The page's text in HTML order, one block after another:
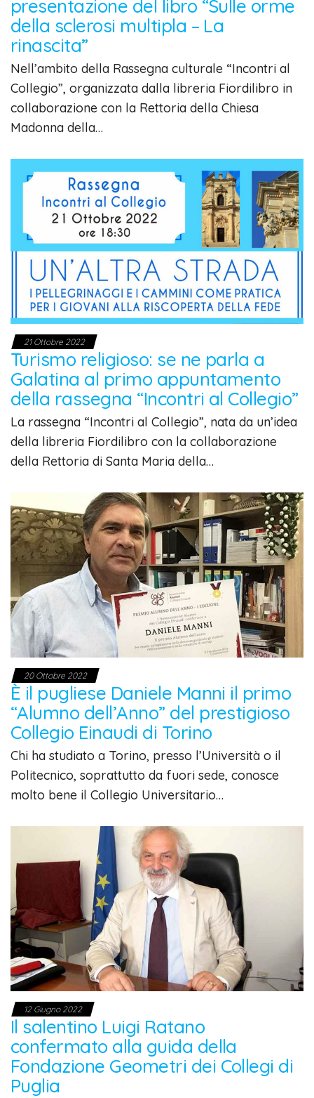
presentazione del libro “Sulle orme
della sclerosi multipla – La
rinascita”
Nell’ambito della Rassegna culturale “Incontri al
Collegio”, organizzata dalla libreria Fiordilibro in
collaborazione con la Rettoria della Chiesa
Madonna della…
21 Ottobre 2022
Turismo religioso: se ne parla a
Galatina al primo appuntamento
della rassegna “Incontri al Collegio”
La rassegna “Incontri al Collegio”, nata da un’idea
della libreria Fiordilibro con la collaborazione
della Rettoria di Santa Maria della…
20 Ottobre 2022
È il pugliese Daniele Manni il primo
“Alumno dell’Anno” del prestigioso
Collegio Einaudi di Torino
Chi ha studiato a Torino, presso l’Università o il
Politecnico, soprattutto da fuori sede, conosce
molto bene il Collegio Universitario…
12 Giugno 2022
Il salentino Luigi Ratano
confermato alla guida della
Fondazione Geometri dei Collegi di
Puglia